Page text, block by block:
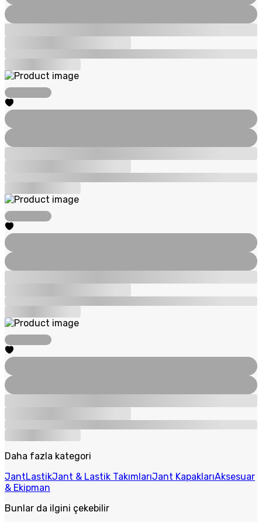
Daha fazla kategori
JantLastikJant & Lastik TakımlarıJant KapaklarıAksesuar
& Ekipman
Bunlar da ilgini çekebilir